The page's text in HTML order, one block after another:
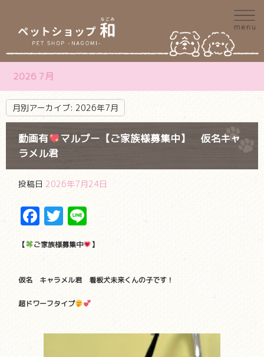
2026 7月
月別アーカイブ: 2026年7月
動画有
マルプー【ご家族様募集中】 仮名キャ
ラメル君
投稿日 2026年7月24日
Facebook
Twitter
【 ご家族様募集中 】
仮名 キャラメル君 看板犬未来くんの子です！
超ドワーフタイプ